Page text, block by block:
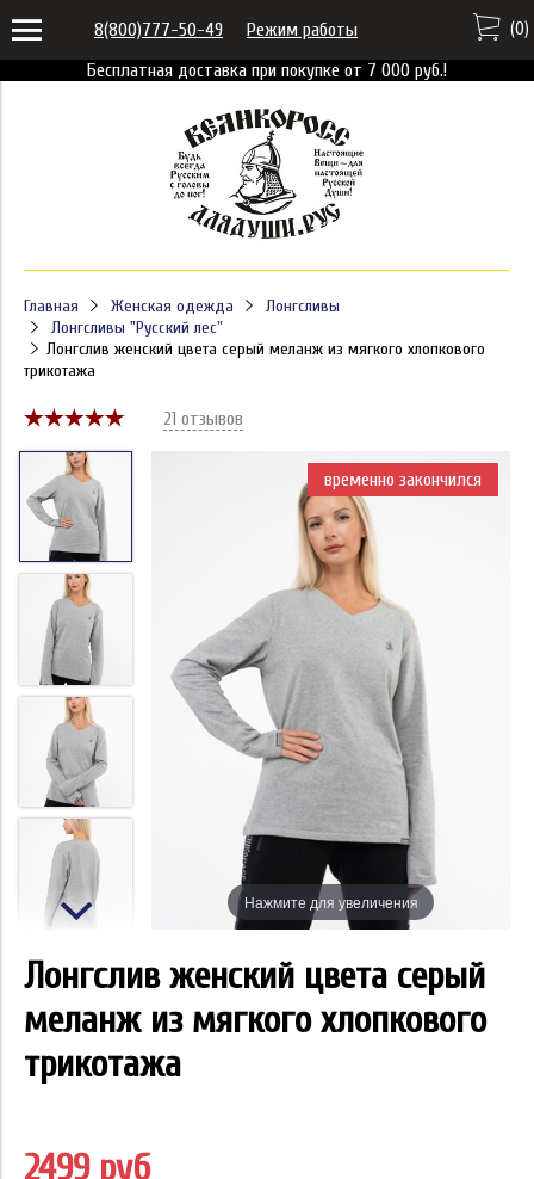
Бесплатная доставка при покупке от 7 000 руб.!
8(800)777-50-49 Режим работы (0)
Главная Женская одежда
Лонгсливы
Лонгсливы "Русский лес"
Лонгслив женский цвета серый меланж из мягкого хлопкового
трикотажа
21 отзывов
временно закончился
Нажмите для увеличения
Лонгслив женский цвета серый
меланж из мягкого хлопкового
трикотажа
2499 руб